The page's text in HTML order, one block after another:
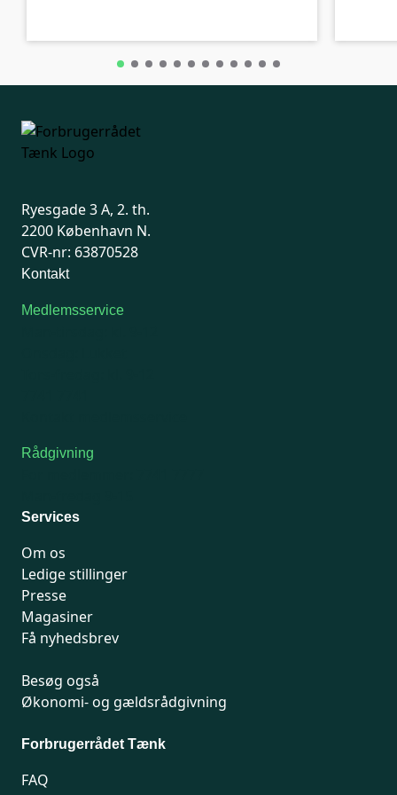
Ryesgade 3 A, 2. th.
2200 København N.
CVR-nr: 63870528
Kontakt
Medlemsservice
Rådgivning
Services
Om os
Ledige stillinger
Presse
Magasiner
Få nyhedsbrev
Besøg også
Økonomi- og gældsrådgivning
Forbrugerrådet Tænk
FAQ